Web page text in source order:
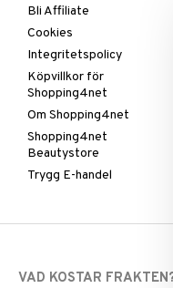
Bli Affiliate
Cookies
Integritetspolicy
Köpvillkor för
Shopping4net
Om Shopping4net
Shopping4net
Beautystore
Trygg E-handel
VAD KOSTAR